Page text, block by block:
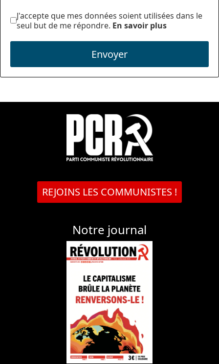
J'accepte que mes données soient utilisées dans le
seul but de me répondre. En savoir plus
Envoyer
REJOINS LES COMMUNISTES !
Notre journal